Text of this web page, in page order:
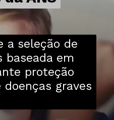
a seleção de
baseada em
proteção
graves